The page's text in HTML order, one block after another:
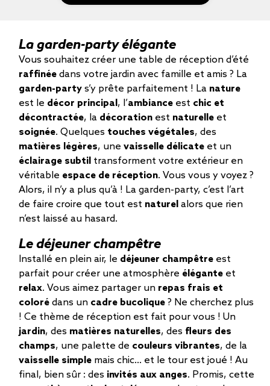
La garden-party élégante
Vous souhaitez créer une table de réception d’été
raffinée dans votre jardin avec famille et amis ? La
garden-party s’y prête parfaitement ! La nature
est le décor principal, l’ambiance est chic et
décontractée, la décoration est naturelle et
soignée. Quelques touches végétales, des
matières légères, une vaisselle délicate et un
éclairage subtil transforment votre extérieur en
véritable espace de réception. Vous vous y voyez ?
Alors, il n’y a plus qu’à ! La garden-party, c’est l’art
de faire croire que tout est naturel alors que rien
n’est laissé au hasard.
Le déjeuner champêtre
Installé en plein air, le déjeuner champêtre est
parfait pour créer une atmosphère élégante et
relax. Vous aimez partager un repas frais et
coloré dans un cadre bucolique ? Ne cherchez plus
! Ce thème de réception est fait pour vous ! Un
jardin, des matières naturelles, des fleurs des
champs, une palette de couleurs vibrantes, de la
vaisselle simple mais chic... et le tour est joué ! Au
final, bien sûr : des invités aux anges. Promis, cette